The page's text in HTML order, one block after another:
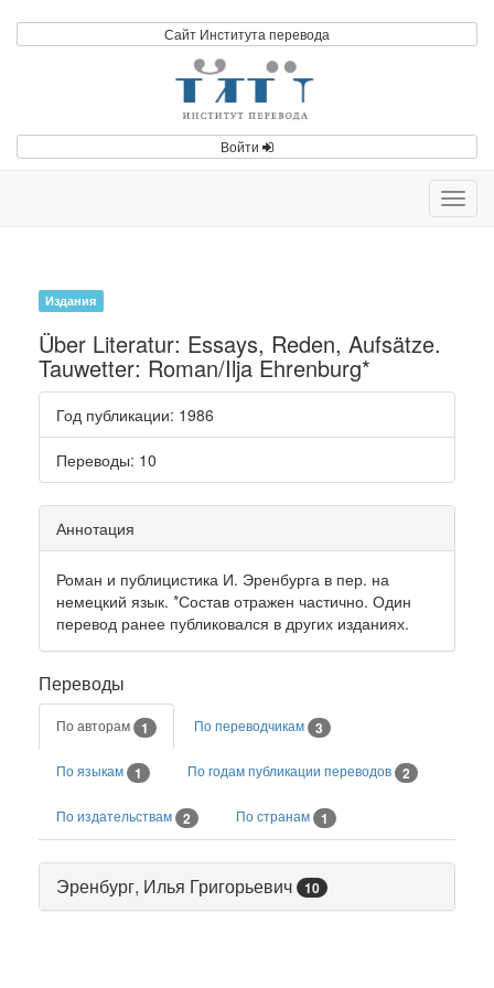
Сайт Института перевода
Войти
Издания
Über Literatur: Essays, Reden, Aufsätze.
Tauwetter: Roman/Ilja Ehrenburg*
Год публикации: 1986
Переводы: 10
Аннотация
Роман и публицистика И. Эренбурга в пер. на
немецкий язык. *Состав отражен частично. Один
перевод ранее публиковался в других изданиях.
Переводы
По авторам 1 По переводчикам 3
По языкам 1 По годам публикации переводов 2
По издательствам 2 По странам 1
Эренбург, Илья Григорьевич 10